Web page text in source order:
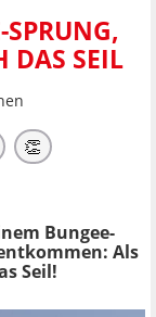
SEIL
👏
Bungee-
Als
Seil!